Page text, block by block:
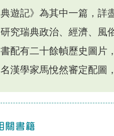
典遊記》為其中一篇，詳
研究瑞典政治、經濟、風
書配有二十餘幀歷史圖片
名漢學家馬悅然審定配圖